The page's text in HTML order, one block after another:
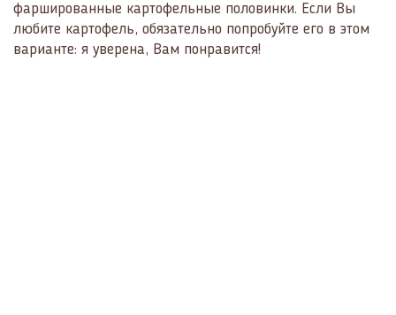
фаршированные картофельные половинки. Если Вы
любите картофель, обязательно попробуйте его в этом
варианте: я уверена, Вам понравится!